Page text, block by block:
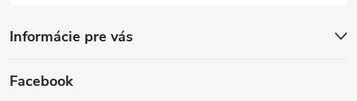
Informácie pre vás
Facebook